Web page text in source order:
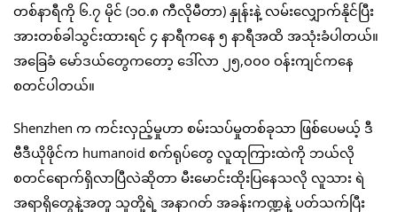
တစ်နာရီကို ၆.၇ မိုင် (၁၀.၈ ကီလိုမီတာ) နှုန်းနဲ့ လမ်းလျှောက်နိုင်ပြီး
အားတစ်ခါသွင်းထားရင် ၄ နာရီကနေ ၅ နာရီအထိ အသုံးခံပါတယ်။
အခြေခံ မော်ဒယ်တွေကတော့ ဒေါ်လာ ၂၅,၀၀၀ ဝန်းကျင်ကနေ
စတင်ပါတယ်။
Shenzhen က ကင်းလှည့်မှုဟာ စမ်းသပ်မှုတစ်ခုသာ ဖြစ်ပေမယ့် ဒီ
ဗီဒီယိုဖိုင်က humanoid စက်ရုပ်တွေ လူထုကြားထဲကို ဘယ်လို
စတင်ရောက်ရှိလာပြီလဲဆိုတာ မီးမောင်းထိုးပြနေသလို လူသား ရဲ
အရာရှိတွေနဲ့အတူ သူတို့ရဲ့ အနာဂတ် အခန်းကဏ္ဍနဲ့ ပတ်သက်ပြီး